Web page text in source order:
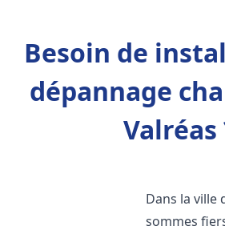
Besoin de
dépannage
Valréas
Dans la ville
sommes